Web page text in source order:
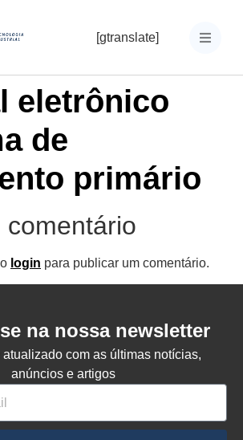
[gtranslate]
eletrônico
de
primário
comentário
login para publicar um comentário.
na nossa newsletter
atualizado com as últimas notícias,
anúncios e artigos